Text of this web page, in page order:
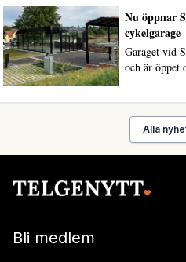
Nu öppnar
cykelgarage
Garaget vid
och är öppet
Alla
Bli medlem